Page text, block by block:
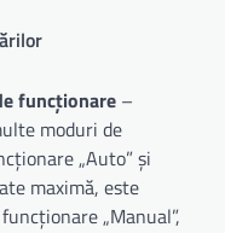
funcționare –
moduri de
„Auto” și
maximă, este
„Manual”,